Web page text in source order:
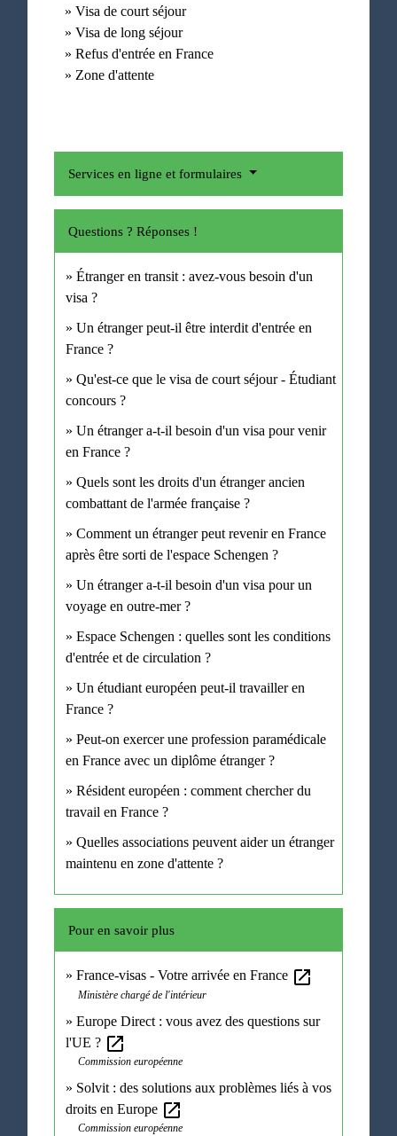
Visa de court séjour
Visa de long séjour
Refus d'entrée en France
Zone d'attente
Services en ligne et formulaires
Questions ? Réponses !
Étranger en transit : avez-vous besoin d'un
visa ?
Un étranger peut-il être interdit d'entrée en
France ?
Qu'est-ce que le visa de court séjour - Étudiant
concours ?
Un étranger a-t-il besoin d'un visa pour venir
en France ?
Quels sont les droits d'un étranger ancien
combattant de l'armée française ?
Comment un étranger peut revenir en France
après être sorti de l'espace Schengen ?
Un étranger a-t-il besoin d'un visa pour un
voyage en outre-mer ?
Espace Schengen : quelles sont les conditions
d'entrée et de circulation ?
Un étudiant européen peut-il travailler en
France ?
Peut-on exercer une profession paramédicale
en France avec un diplôme étranger ?
Résident européen : comment chercher du
travail en France ?
Quelles associations peuvent aider un étranger
maintenu en zone d'attente ?
Pour en savoir plus
France-visas - Votre arrivée en France open_in_new
Ministère chargé de l'intérieur
Europe Direct : vous avez des questions sur
l'UE ? open_in_new
Commission européenne
Solvit : des solutions aux problèmes liés à vos
droits en Europe open_in_new
Commission européenne